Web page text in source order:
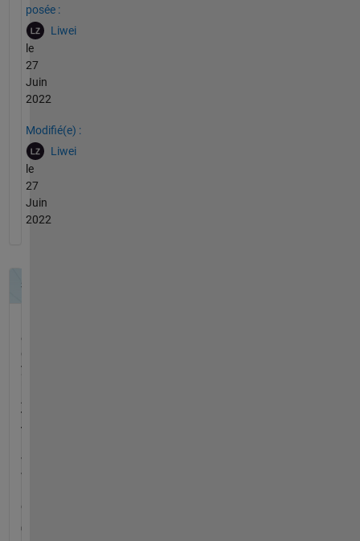
posée :
Liwei
le
27
Juin
2022
Modifié(e) :
Liwei
le
27
Juin
2022